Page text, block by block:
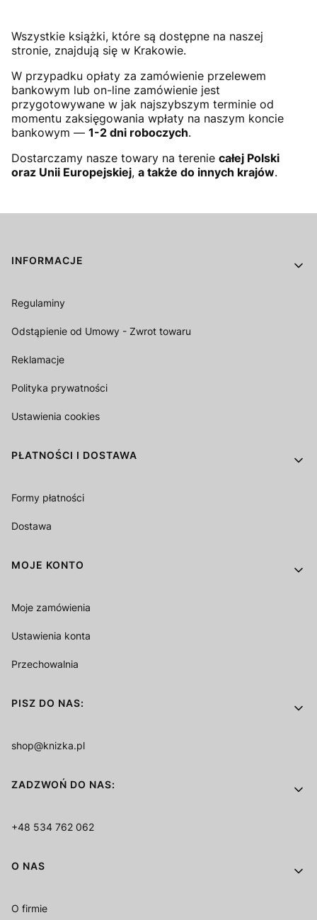
Wszystkie książki, które są dostępne na naszej
stronie, znajdują się w Krakowie.
W przypadku opłaty za zamówienie przelewem
bankowym lub on-line zamówienie jest
przygotowywane w jak najszybszym terminie od
momentu zaksięgowania wpłaty na naszym koncie
bankowym — 1-2 dni roboczych.
Dostarczamy nasze towary na terenie całej Polski
oraz Unii Europejskiej, a także do innych krajów.
Linki w stopce
INFORMACJE
Regulaminy
Odstąpienie od Umowy - Zwrot towaru
Reklamacje
Polityka prywatności
Ustawienia cookies
PŁATNOŚCI I DOSTAWA
Formy płatności
Dostawa
MOJE KONTO
Moje zamówienia
Ustawienia konta
Przechowalnia
PISZ DO NAS:
shop@knizka.pl
ZADZWOŃ DO NAS:
+48 534 762 062
O NAS
O firmie